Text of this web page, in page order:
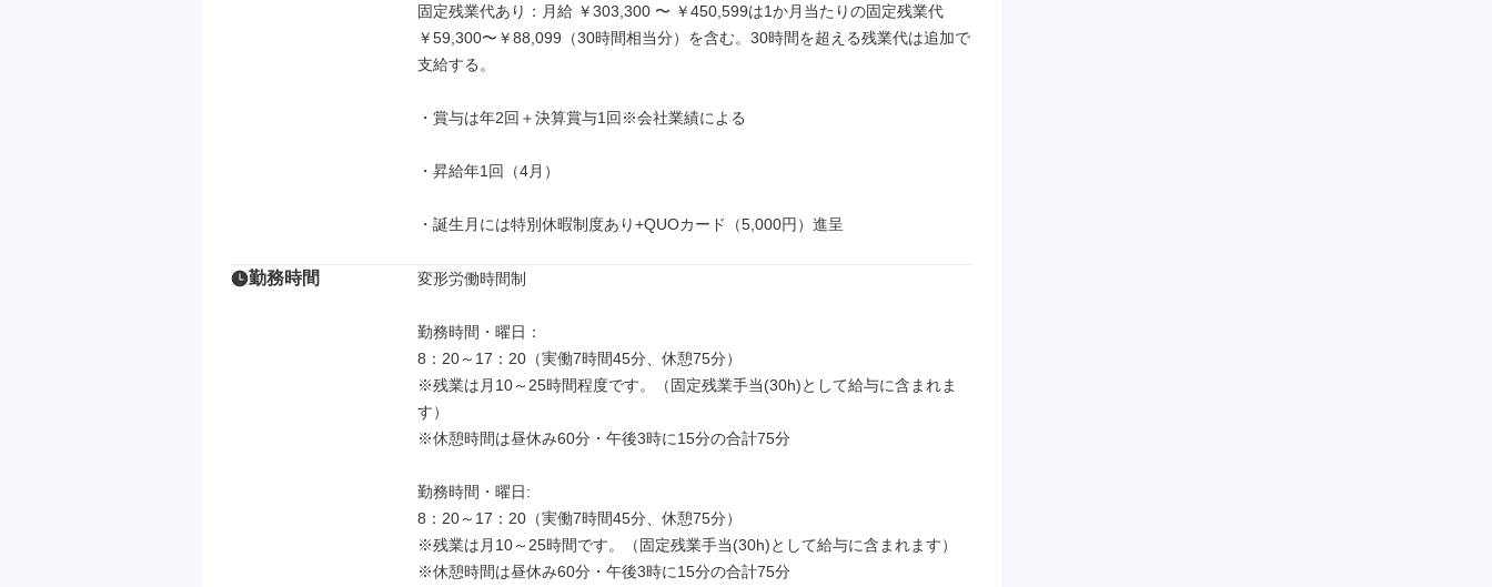
固定残業代あり：月給 ￥303,300 〜 ￥450,599は1か月当たりの固定残業代
￥59,300〜￥88,099（30時間相当分）を含む。30時間を超える残業代は追加で
支給する。
・賞与は年2回＋決算賞与1回※会社業績による
・昇給年1回（4月）
・誕生月には特別休暇制度あり+QUOカード（5,000円）進呈
勤務時間 変形労働時間制
勤務時間・曜日：
8：20～17：20（実働7時間45分、休憩75分）
※残業は月10～25時間程度です。（固定残業手当(30h)として給与に含まれま
す）
※休憩時間は昼休み60分・午後3時に15分の合計75分
勤務時間・曜日:
8：20～17：20（実働7時間45分、休憩75分）
※残業は月10～25時間です。（固定残業手当(30h)として給与に含まれます）
※休憩時間は昼休み60分・午後3時に15分の合計75分